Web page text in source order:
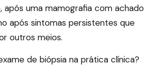
após uma mamografia com achado
após sintomas persistentes que
outros meios.
de biópsia na prática clínica?